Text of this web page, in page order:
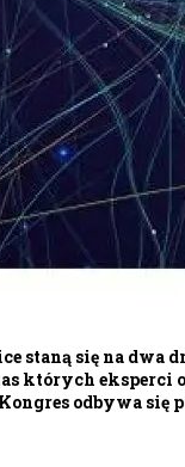
staną się na dwa
których eksperci
odbywa się